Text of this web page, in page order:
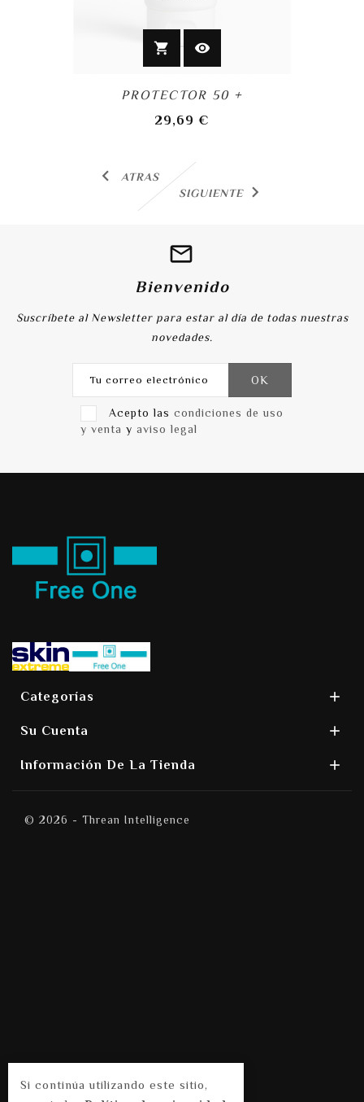
shopping_cart visibility
PROTECTOR 50 +
29,69 €
ATRAS
SIGUIENTE
Bienvenido
Suscríbete al Newsletter para estar al día de todas nuestras
novedades.
Acepto las condiciones de uso
y venta y aviso legal
Categorías 
Su Cuenta 
Información De La Tienda 
© 2026 - Threan Intelligence
Si continúa utilizando este sitio,